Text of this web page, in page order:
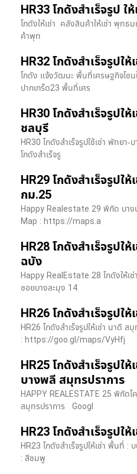
HR33 โกดังสำเร็จรูป
โกดังให้เช่า คลังสินค้าให้เช่า พุท
ค้าพุท
HR32 โกดังสำเร็จรูปใ
โกดัง แจ้งวัฒนะ พื้นที่เศรษฐกิจโซ
ปากเกร็ด23 พื้นที่เศร
HR30 โกดังสำเร็จรูปใ
ชลบุรี
HR30 โกดังสำเร็จรูปใช้เช่า พัทยา
โกดังสำเร็จรู
HR29 โกดังสำเร็จรูปใ
กม.25
Happy Realestate 29 พิกัด บา
Map : ​https://maps.a
HR28 โกดังสำเร็จรูปใ
ฉบัง
Happy RealEstate 28 โกดังให้เ
ซอยบางละมุง 14
HR26 โกดังสำเร็จรูปใ
HR26 โกดังสำเร็จรูปให้เช่า นาดี
: https://goo.gl/maps/VyHfj
HR25 โกดังสำเร็จรูปใ
บางพลี สมุทรปราการ
HAPPY REALESTATE 25 พิกัด
สมุทรปราการ Googl
HR23 โกดังสำเร็จรูปใ
HR23 โกดังสำเร็จรูปให้เช่า พื้นที่
: สีชมพู